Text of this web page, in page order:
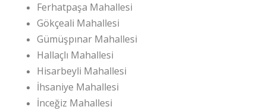
Ferhatpaşa Mahallesi
Gökçeali Mahallesi
Gümüşpınar Mahallesi
Hallaçlı Mahallesi
Hisarbeyli Mahallesi
İhsaniye Mahallesi
İnceğiz Mahallesi